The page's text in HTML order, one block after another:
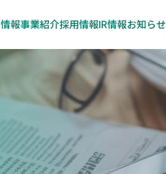
報事業紹介採用情報IR情報お知らせ